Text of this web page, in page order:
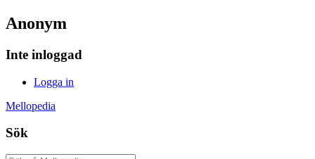
Anonym
Inte inloggad
Logga in
Mellopedia
Sök